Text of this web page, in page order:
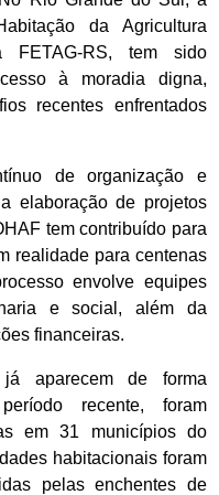
da Agricultura
FETAG-RS, tem sido
à moradia digna,
recentes enfrentados
de organização e
elaboração de projetos
tem contribuído para
realidade para centenas
envolve equipes
e social, além da
financeiras.
aparecem de forma
recente, foram
em 31 municípios do
habitacionais foram
pelas enchentes de